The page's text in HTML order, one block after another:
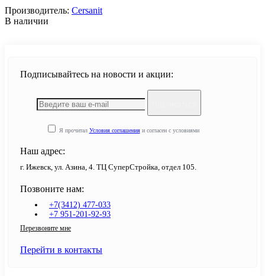
Производитель: Cersanit
В наличии
Подписывайтесь на новости и акции:
Я прочитал Условия соглашенияи согласен с условиями
Наш адрес:
г. Ижевск, ул. Азина, 4. ТЦ СуперСтройка, отдел 105.
Позвоните нам:
+7(3412) 477-033
+7 951-201-92-93
Перезвоните мне
Перейти в контакты